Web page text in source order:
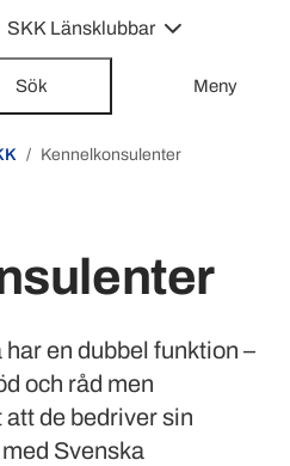
SKK Länsklubbar
Sök Meny
Kennelkonsulenter
en dubbel funktion –
och råd men
de bedriver sin
Svenska